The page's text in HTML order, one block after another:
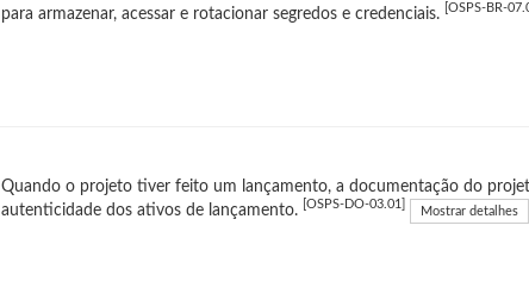
para armazenar, acessar e rotacionar segredos e credenciais.
[OSPS-BR-
Quando o projeto tiver feito um lançamento, a documentação do
autenticidade dos ativos de lançamento.
[OSPS-DO-03.01] Mostrar detalhes